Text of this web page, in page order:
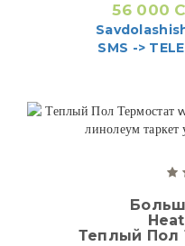
56 000
SMS ->
Теплый Пол